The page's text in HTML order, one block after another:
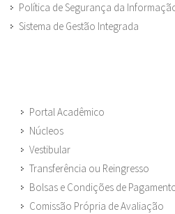
Política de Segurança da
Sistema de Gestão Integrada
Portal Acadêmico
Núcleos
Vestibular
Transferência ou Reingresso
Bolsas e Condições de
Comissão Própria de Avaliação